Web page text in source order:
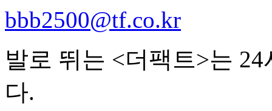
bbb2500@tf.co.kr
발로 뛰는 <더팩트>는
다.